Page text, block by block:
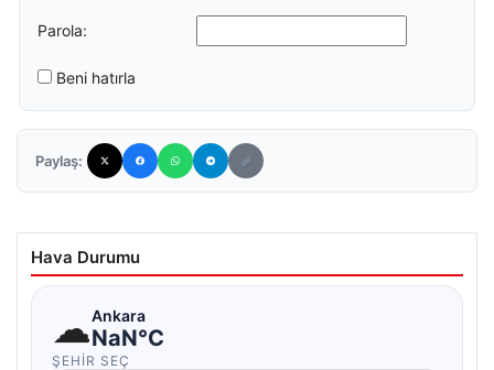
Parola:
Beni hatırla
Paylaş:
Hava Durumu
☁Ankara
NaN°C
ŞEHIR SEÇ